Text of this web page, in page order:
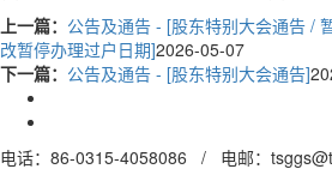
上一篇： 公告及通告 - [股东特别大会通告 /
改暂停办理过户日期]2026-05-07
下一篇： 公告及通告 - [股东特别大会通告]
电话：86-0315-4058086 / 电邮：